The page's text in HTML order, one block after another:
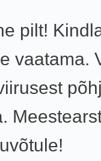
pilt!
vaatama.